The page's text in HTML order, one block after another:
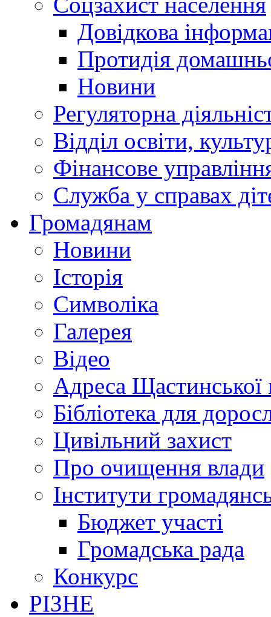
Довідкова
Протидія
Новини
Регуляторна
Відділ освіти,
Фінансове
Служба у справах
Громадянам
Новини
Історія
Символіка
Галерея
Відео
Адреса Щастинської
Бібліотека для
Цивільний захист
Про очищення влади
Інститути
Бюджет участі
Громадська рада
Конкурс
РІЗНЕ